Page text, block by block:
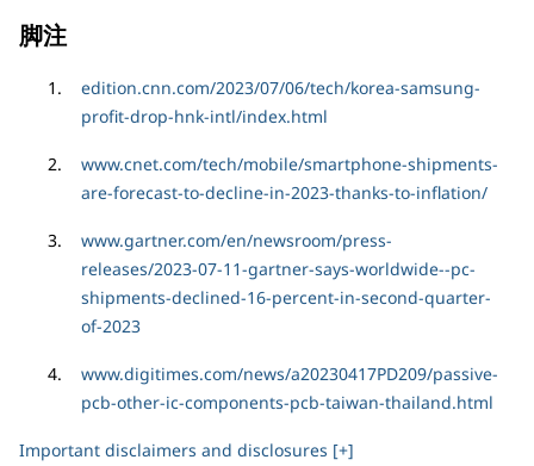
脚注
edition.cnn.com/2023/07/06/tech/korea-samsung-
profit-drop-hnk-intl/index.html
www.cnet.com/tech/mobile/smartphone-shipments-
are-forecast-to-decline-in-2023-thanks-to-inflation/
www.gartner.com/en/newsroom/press-
releases/2023-07-11-gartner-says-worldwide--pc-
shipments-declined-16-percent-in-second-quarter-
of-2023
www.digitimes.com/news/a20230417PD209/passive-
pcb-other-ic-components-pcb-taiwan-thailand.html
Important disclaimers and disclosures [+]